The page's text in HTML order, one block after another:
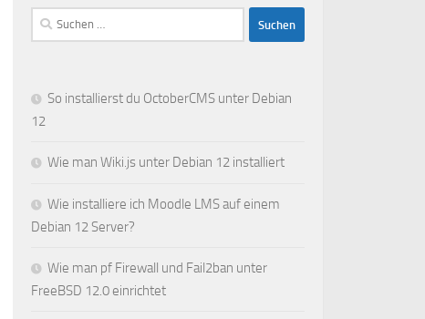
Suchen
nach:
So installierst du OctoberCMS unter Debian
12
Wie man Wiki.js unter Debian 12 installiert
Wie installiere ich Moodle LMS auf einem
Debian 12 Server?
Wie man pf Firewall und Fail2ban unter
FreeBSD 12.0 einrichtet